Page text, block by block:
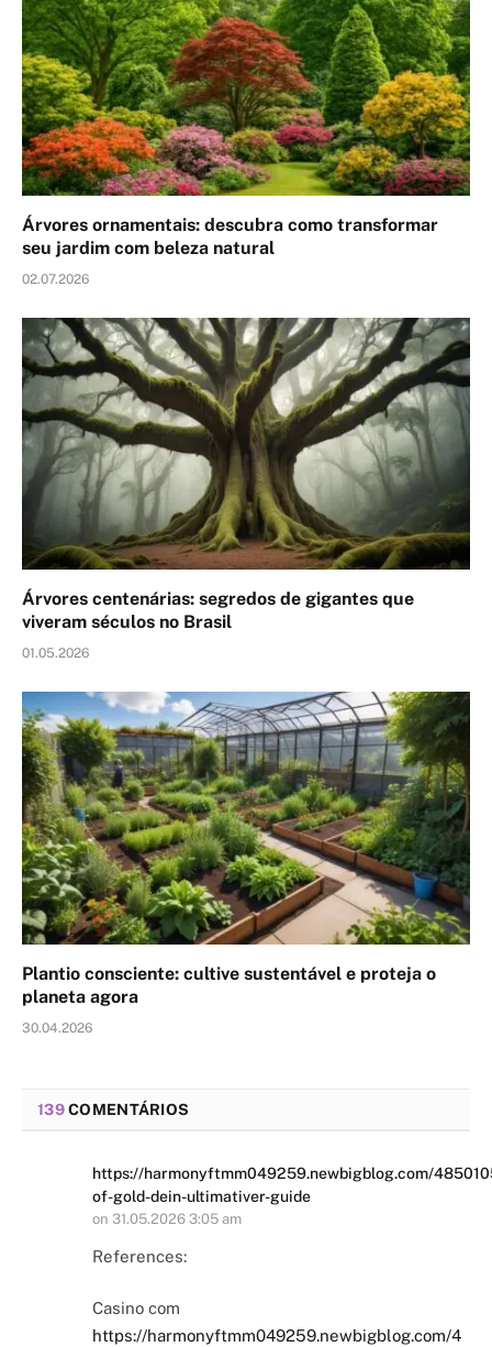
Árvores ornamentais: descubra como transformar
seu jardim com beleza natural
02.07.2026
Árvores centenárias: segredos de gigantes que
viveram séculos no Brasil
01.05.2026
Plantio consciente: cultive sustentável e proteja o
planeta agora
30.04.2026
139COMENTÁRIOS
https://harmonyftmm049259.newbigblog.com/
of-gold-dein-ultimativer-guide
on 31.05.2026 3:05 am
References:
Casino com
https://harmonyftmm049259.newbigblog.com/4